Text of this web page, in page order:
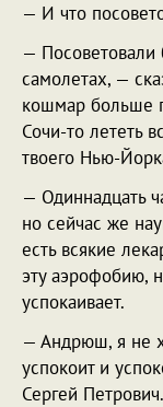
— И что
— Посоветовали
самолетах, —
кошмар больше
Сочи-то лететь
твоего Нью-
— Одиннадцать
но сейчас же
есть всякие
эту аэрофобию,
успокаивает.
— Андрюш, я не
успокоит и
Сергей